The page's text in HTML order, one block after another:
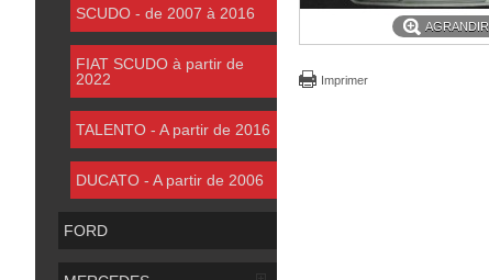
SCUDO - de 2007 à 2016
FIAT SCUDO à partir de
2022
TALENTO - A partir de 2016
DUCATO - A partir de 2006
FORD
AGRANDIR
Imprimer